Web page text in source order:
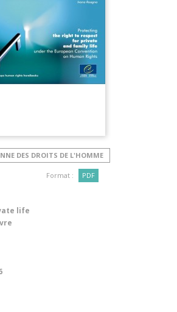
DES DROITS DE L'HOMME
Format : PDF
life